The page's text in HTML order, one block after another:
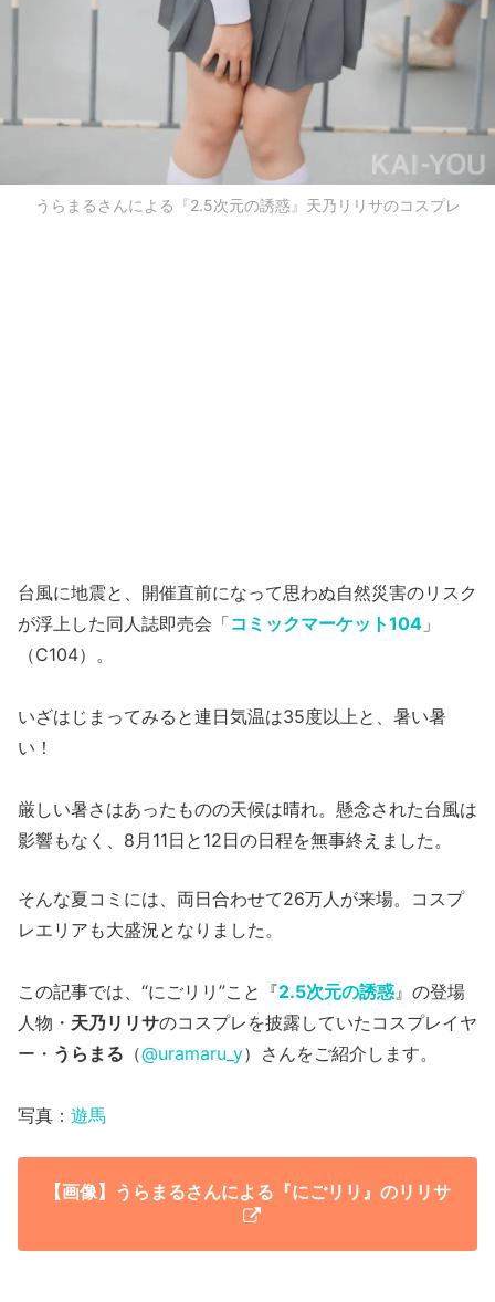
うらまるさんによる『2.5次元の誘惑』天乃リリサのコスプレ
台風に地震と、開催直前になって思わぬ自然災害のリスク
が浮上した同人誌即売会「コミックマーケット104 」
（C104）。
いざはじまってみると連日気温は35度以上と、暑い暑
い！
厳しい暑さはあったものの天候は晴れ。懸念された台風は
影響もなく、8月11日と12日の日程を無事終えました。
そんな夏コミには、両日合わせて26万人が来場。コスプ
レエリアも大盛況となりました。
この記事では、“にごリリ”こと『2.5次元の誘惑』の登場
人物・ 天乃リリサのコスプレを披露していたコスプレイヤ
ー・ うらまる （@uramaru_y）さんをご紹介します。
写真： 遊馬
【画像】うらまるさんによる『にごリリ』のリリサ